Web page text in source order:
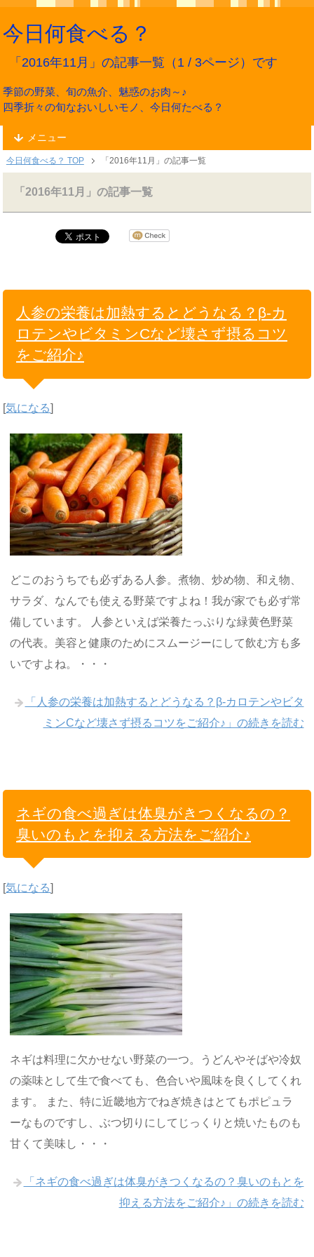
今日何食べる？
「2016年11月」の記事一覧（1 / 3ページ）です
季節の野菜、旬の魚介、魅惑のお肉～♪
四季折々の旬なおいしいモノ、今日何たべる？
メニュー
今日何食べる？ TOP 「2016年11月」の記事一覧
「2016年11月」の記事一覧
人参の栄養は加熱するとどうなる？β-カ
ロテンやビタミンCなど壊さず摂るコツ
をご紹介♪
[気になる]
どこのおうちでも必ずある人参。煮物、炒め物、和え物、
サラダ、なんでも使える野菜ですよね！我が家でも必ず常
備しています。 人参といえば栄養たっぷりな緑黄色野菜
の代表。美容と健康のためにスムージーにして飲む方も多
いですよね。・・・
「人参の栄養は加熱するとどうなる？β-カロテンやビタ
ミンCなど壊さず摂るコツをご紹介♪」の続きを読む
ネギの食べ過ぎは体臭がきつくなるの？
臭いのもとを抑える方法をご紹介♪
[気になる]
ネギは料理に欠かせない野菜の一つ。うどんやそばや冷奴
の薬味として生で食べても、色合いや風味を良くしてくれ
ます。 また、特に近畿地方でねぎ焼きはとてもポピュラ
ーなものですし、ぶつ切りにしてじっくりと焼いたものも
甘くて美味し・・・
「ネギの食べ過ぎは体臭がきつくなるの？臭いのもとを
抑える方法をご紹介♪」の続きを読む